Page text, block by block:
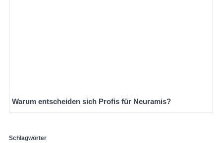
Warum entscheiden sich Profis für Neuramis?
Schlagwörter